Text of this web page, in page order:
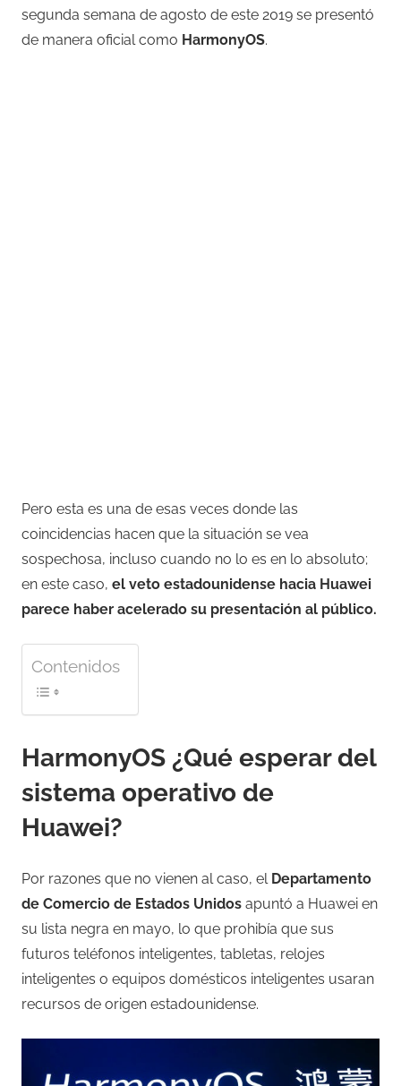
segunda semana de agosto de este 2019 se presentó
de manera oficial como HarmonyOS.
Pero esta es una de esas veces donde las
coincidencias hacen que la situación se vea
sospechosa, incluso cuando no lo es en lo absoluto;
en este caso, el veto estadounidense hacia Huawei
parece haber acelerado su presentación al público.
Contenidos
HarmonyOS ¿Qué esperar del
sistema operativo de
Huawei?
Por razones que no vienen al caso, el Departamento
de Comercio de Estados Unidos apuntó a Huawei en
su lista negra en mayo, lo que prohibía que sus
futuros teléfonos inteligentes, tabletas, relojes
inteligentes o equipos domésticos inteligentes usaran
recursos de origen estadounidense.